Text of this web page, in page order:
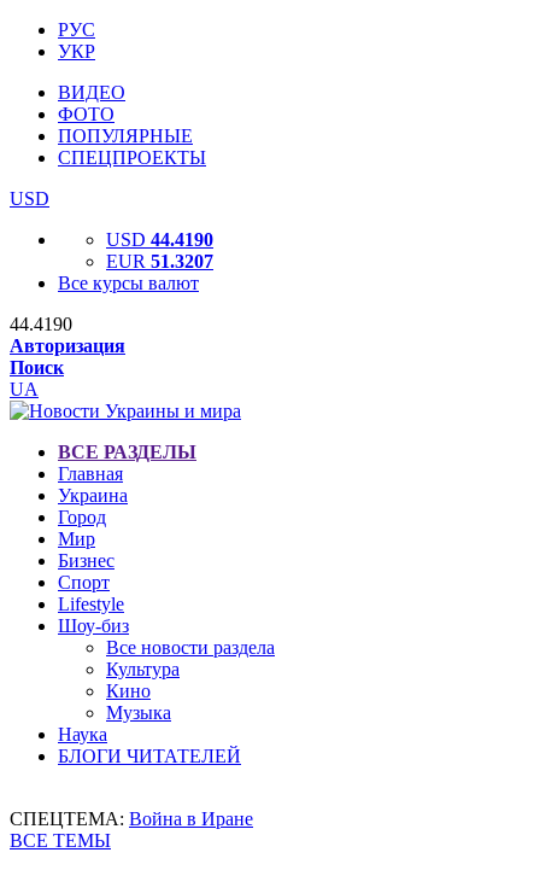
РУС
УКР
ВИДЕО
ФОТО
ПОПУЛЯРНЫЕ
СПЕЦПРОЕКТЫ
USD
USD 44.4190
EUR 51.3207
Все курсы валют
44.4190
Авторизация
Поиск
UA
ВСЕ РАЗДЕЛЫ
Главная
Украина
Город
Мир
Бизнес
Спорт
Lifestyle
Шоу-биз
Все новости раздела
Культура
Кино
Музыка
Наука
БЛОГИ ЧИТАТЕЛЕЙ
СПЕЦТЕМА: Война в Иране
ВСЕ ТЕМЫ